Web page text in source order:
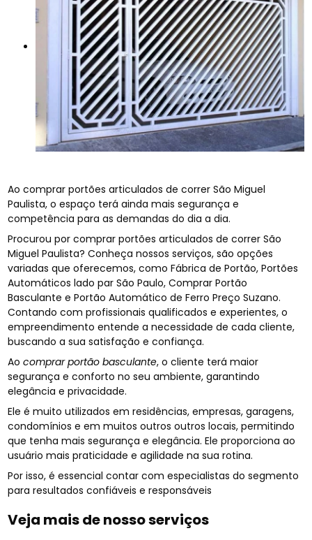
Ao comprar portões articulados de correr São Miguel
Paulista, o espaço terá ainda mais segurança e
competência para as demandas do dia a dia.
Procurou por comprar portões articulados de correr São
Miguel Paulista? Conheça nossos serviços, são opções
variadas que oferecemos, como Fábrica de Portão, Portões
Automáticos lado par São Paulo, Comprar Portão
Basculante e Portão Automático de Ferro Preço Suzano.
Contando com profissionais qualificados e experientes, o
empreendimento entende a necessidade de cada cliente,
buscando a sua satisfação e confiança.
Aocomprar portão basculante, o cliente terá maior
segurança e conforto no seu ambiente, garantindo
elegância e privacidade.
Ele é muito utilizados em residências, empresas, garagens,
condomínios e em muitos outros outros locais, permitindo
que tenha mais segurança e elegância. Ele proporciona ao
usuário mais praticidade e agilidade na sua rotina.
Por isso, é essencial contar com especialistas do segmento
para resultados confiáveis e responsáveis
Veja mais de nosso serviços